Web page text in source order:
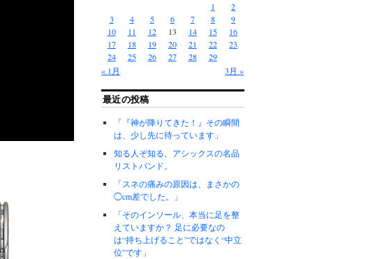
« 1月 3月 »
1
2
3
4 5 6 7 8
9
10
11 12 13 14 15
16
17
18 19 20 21 22
23
24
25 26 27 28 29
最近の投稿
「『神が降りてきた！』その瞬間
は、少し先に待っています」
知る人ぞ知る、アシックスの名品
リストバンド。
「スネの痛みの原因は、まさかの
◯cm差でした。」
「そのインソール、本当に足を整
えていますか？ 足に必要なの
は“持ち上げること”ではなく“中立
位”です」